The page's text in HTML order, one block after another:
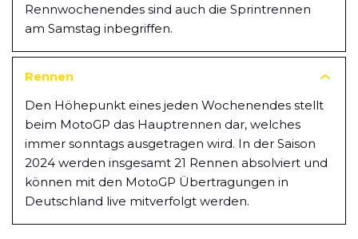
Rennwochenendes sind auch die Sprintrennen
am Samstag inbegriffen.
Rennen
Den Höhepunkt eines jeden Wochenendes stellt
beim MotoGP das Hauptrennen dar, welches
immer sonntags ausgetragen wird. In der Saison
2024 werden insgesamt 21 Rennen absolviert und
können mit den MotoGP Übertragungen in
Deutschland live mitverfolgt werden.